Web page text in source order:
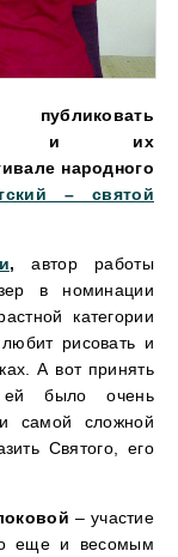
и их
народного
– святой
,автор работы
в номинации
категории
рисовать и
А вот принять
было очень
самой сложной
Святого, его
– участие
еще и весомым